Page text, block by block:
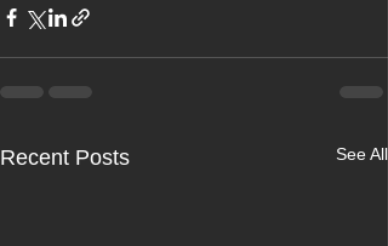
Recent Posts See All